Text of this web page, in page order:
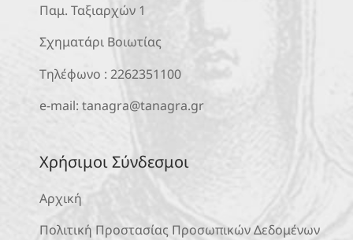
Παμ. Ταξιαρχών 1
Σχηματάρι Βοιωτίας
Τηλέφωνο : 2262351100
e-mail: tanagra@tanagra.gr
Χρήσιμοι Σύνδεσμοι
Αρχική
Πολιτική Προστασίας Προσωπικών Δεδομένων